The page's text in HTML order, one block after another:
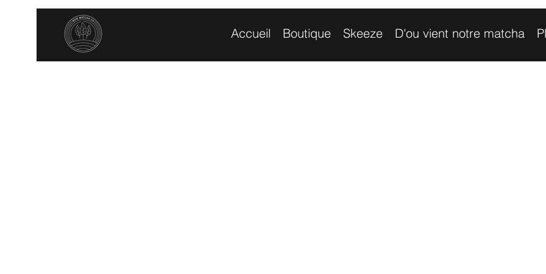
Accueil Boutique Skeeze D'ou vient notre matcha